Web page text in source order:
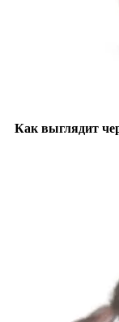
Как выглядит